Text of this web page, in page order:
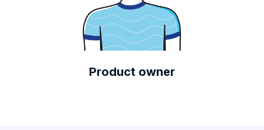
Product owner